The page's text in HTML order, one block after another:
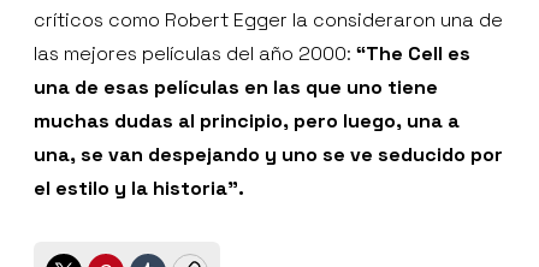
críticos como Robert Egger la consideraron una de
las mejores películas del año 2000: “The Cell es
una de esas películas en las que uno tiene
muchas dudas al principio, pero luego, una a
una, se van despejando y uno se ve seducido por
el estilo y la historia”.